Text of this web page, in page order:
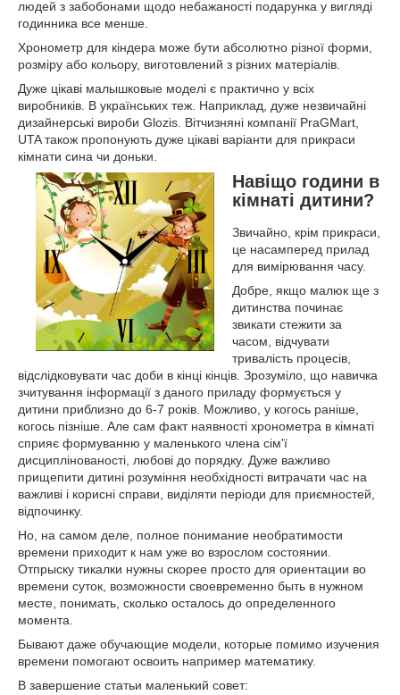
людей з забобонами щодо небажаності подарунка у вигляді
годинника все менше.
Хронометр для кіндера може бути абсолютно різної форми,
розміру або кольору, виготовлений з різних матеріалів.
Дуже цікаві малышковые моделі є практично у всіх
виробників. В українських теж. Наприклад, дуже незвичайні
дизайнерські вироби Glozis. Вітчизняні компанії PraGMart,
UTA також пропонують дуже цікаві варіанти для прикраси
кімнати сина чи доньки.
Навіщо години в
кімнаті дитини?
Звичайно, крім прикраси,
це насамперед прилад
для вимірювання часу.
Добре, якщо малюк ще з
дитинства починає
звикати стежити за
часом, відчувати
тривалість процесів,
відслідковувати час доби в кінці кінців. Зрозуміло, що навичка
зчитування інформації з даного приладу формується у
дитини приблизно до 6-7 років. Можливо, у когось раніше,
когось пізніше. Але сам факт наявності хронометра в кімнаті
сприяє формуванню у маленького члена сім'ї
дисциплінованості, любові до порядку. Дуже важливо
прищепити дитині розуміння необхідності витрачати час на
важливі і корисні справи, виділяти періоди для приємностей,
відпочинку.
Но, на самом деле, полное понимание необратимости
времени приходит к нам уже во взрослом состоянии.
Отпрыску тикалки нужны скорее просто для ориентации во
времени суток, возможности своевременно быть в нужном
месте, понимать, сколько осталось до определенного
момента.
Бывают даже обучающие модели, которые помимо изучения
времени помогают освоить например математику.
В завершение статьи маленький совет: